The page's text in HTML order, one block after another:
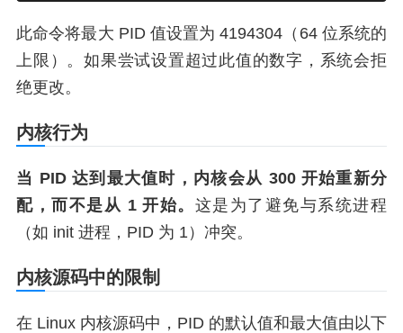
此命令将最大 PID 值设置为 4194304（64 位系统的
上限）。如果尝试设置超过此值的数字，系统会拒
绝更改。
内核行为
当 PID 达到最大值时，内核会从 300 开始重新分
配，而不是从 1 开始。 这是为了避免与系统进程
（如 init 进程，PID 为 1）冲突。
内核源码中的限制
在 Linux 内核源码中，PID 的默认值和最大值由以下